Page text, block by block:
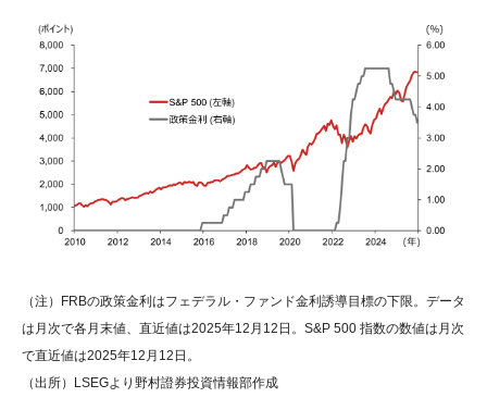
（注）FRBの政策金利はフェデラル・ファンド金利誘導目標の下限。データ
は月次で各月末値、直近値は2025年12月12日。S&P 500 指数の数値は月次
で直近値は2025年12月12日。
（出所）LSEGより野村證券投資情報部作成